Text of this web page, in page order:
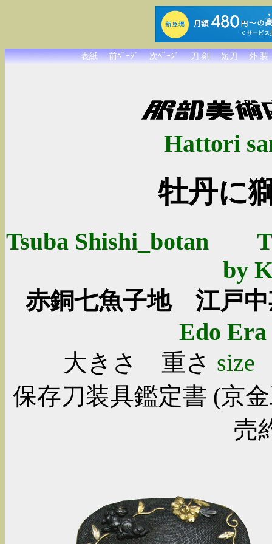
表紙 前ﾍﾟｰｼﾞ 次ﾍﾟｰｼﾞ 刀 剣 短刀 外 装
Hattori
牡丹
Tsuba Shishi_botan
by
赤銅七魚子地 江戸
Edo
大きさ 重さ size
保存刀装具鑑定書 (京